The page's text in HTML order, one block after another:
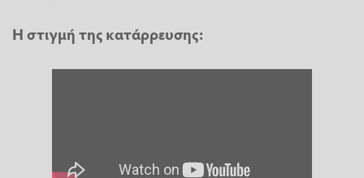
H στιγμή της κατάρρευσης: